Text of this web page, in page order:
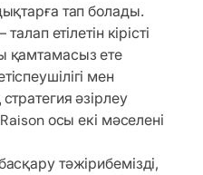
тап болады.
етілетін кірісті
қамтамасыз ете
мен
әзірлеу
осы екі мәселені
тәжірибемізді,